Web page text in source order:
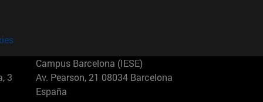
3
Campus Barcelona (IESE)
Av. Pearson, 21 08034 Barcelona
España